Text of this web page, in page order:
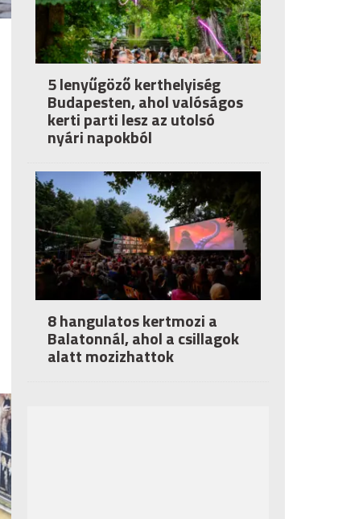
5 lenyűgöző kerthelyiség
Budapesten, ahol valóságos
kerti parti lesz az utolsó
nyári napokból
8 hangulatos kertmozi a
Balatonnál, ahol a csillagok
alatt mozizhattok